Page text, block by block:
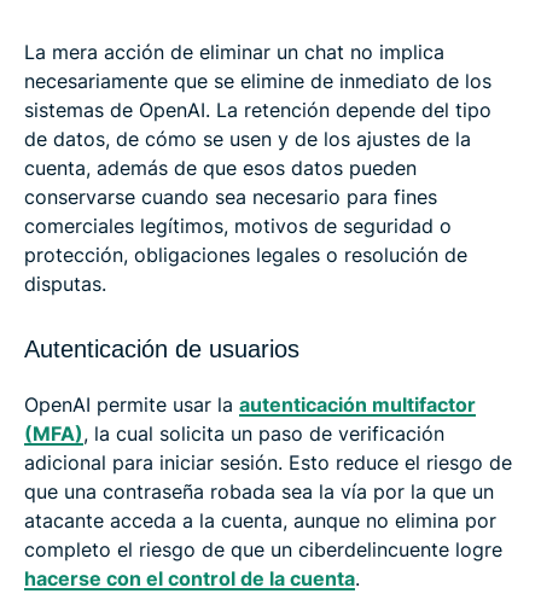
La mera acción de eliminar un chat no implica
necesariamente que se elimine de inmediato de los
sistemas de OpenAI. La retención depende del tipo
de datos, de cómo se usen y de los ajustes de la
cuenta, además de que esos datos pueden
conservarse cuando sea necesario para fines
comerciales legítimos, motivos de seguridad o
protección, obligaciones legales o resolución de
disputas.
Autenticación de usuarios
OpenAI permite usar la autenticación multifactor
(MFA), la cual solicita un paso de verificación
adicional para iniciar sesión. Esto reduce el riesgo de
que una contraseña robada sea la vía por la que un
atacante acceda a la cuenta, aunque no elimina por
completo el riesgo de que un ciberdelincuente logre
hacerse con el control de la cuenta.